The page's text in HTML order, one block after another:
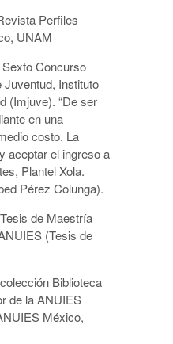
Perfiles
UNAM
Concurso
Juventud, Instituto
(Imjuve). “De ser
en una
costo. La
aceptar el ingreso a
Plantel Xola.
Pérez Colunga).
de Maestría
(Tesis de
Biblioteca
de la ANUIES
México,